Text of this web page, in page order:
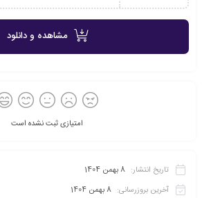
مشاهده و دانلود
امتیازی ثبت نشده است
تاریخ انتشار: 8 بهمن 1404
آخرین بروزرسانی: 8 بهمن 1404